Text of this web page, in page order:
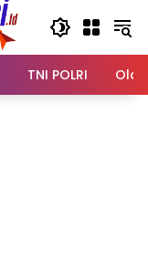
TNI POLRI